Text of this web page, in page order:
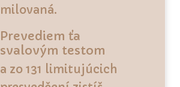
milovaná.
Prevediem ťa
svalovým testom
a zo 131 limitujúcich